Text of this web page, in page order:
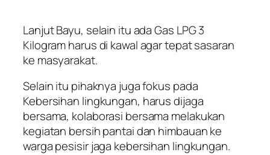
Lanjut Bayu, selain itu ada Gas LPG 3
Kilogram harus di kawal agar tepat sasaran
ke masyarakat.
Selain itu pihaknya juga fokus pada
Kebersihan lingkungan, harus dijaga
bersama, kolaborasi bersama melakukan
kegiatan bersih pantai dan himbauan ke
warga pesisir jaga kebersihan lingkungan.